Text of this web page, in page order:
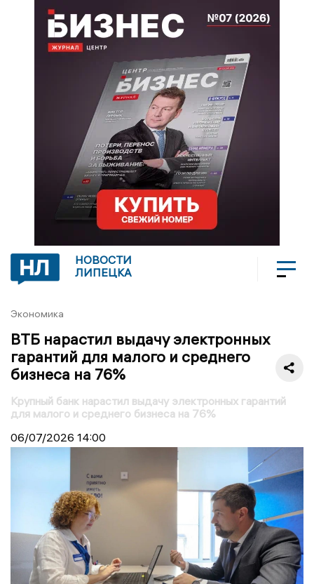
НОВОСТИ
ЛИПЕЦКА
Экономика
ВТБ нарастил выдачу электронных
гарантий для малого и среднего
бизнеса на 76%
Крупный банк нарастил выдачу электронных гарантий
для малого и среднего бизнеса на 76%
06/07/2026 14:00